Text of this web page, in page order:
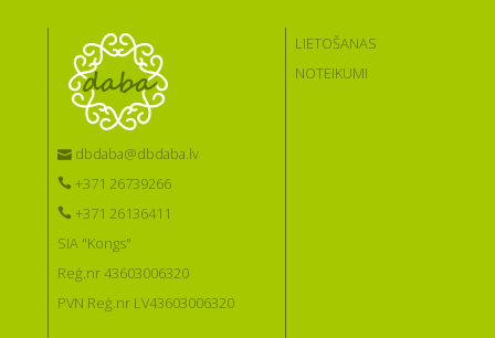
dbdaba@dbdaba.lv
+371 26739266
+371 26136411
SIA "Kongs"
Reģ.nr 43603006320
PVN Reģ.nr LV43603006320
LIETOŠANAS
NOTEIKUMI